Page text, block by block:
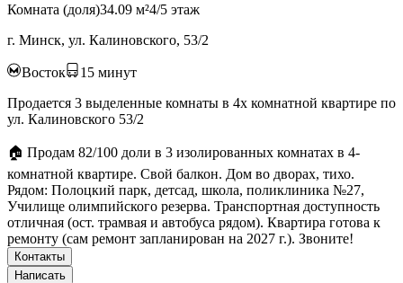
Комната (доля)34.09 м²4/5 этаж
г. Минск, ул. Калиновского, 53/2
Восток 15 минут
Продается 3 выделенные комнаты в 4х комнатной квартире по
ул. Калиновского 53/2
🏠 Продам 82/100 доли в 3 изолированных комнатах в 4-
комнатной квартире. Свой балкон. Дом во дворах, тихо.
Рядом: Полоцкий парк, детсад, школа, поликлиника №27,
Училище олимпийского резерва. Транспортная доступность
отличная (ост. трамвая и автобуса рядом). Квартира готова к
ремонту (сам ремонт запланирован на 2027 г.). Звоните!
Контакты
Написать